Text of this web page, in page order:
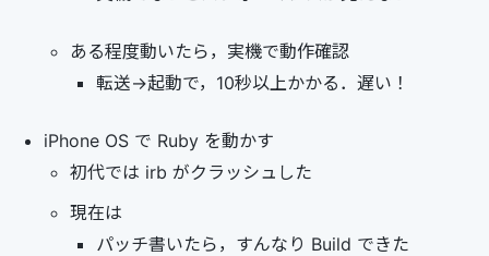
ある程度動いたら，実機で動作確認
転送->起動で，10秒以上かかる．遅い！
iPhone OS で Ruby を動かす
初代では irb がクラッシュした
現在は
パッチ書いたら，すんなり Build できた